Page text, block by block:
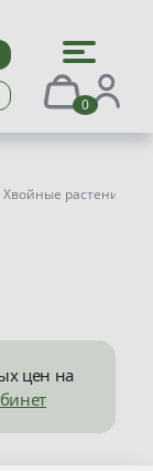
0
Хвойные растения
цен на